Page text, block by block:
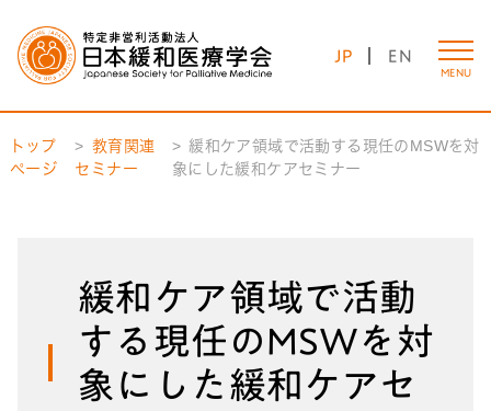
JP EN
MENU
トップ
ページ
教育関連
セミナー
緩和ケア領域で活動する現任のMSWを対
象にした緩和ケアセミナー
緩和ケア領域で活動
する現任のMSWを対
象にした緩和ケアセ